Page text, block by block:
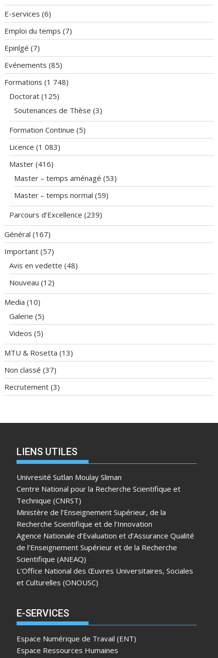
E-services (6)
Emploi du temps (7)
Epinlgé (7)
Evénements (85)
Formations (1 748)
Doctorat (125)
Soutenances de Thèse (3)
Formation Continue (5)
Licence (1 083)
Master (416)
Master – temps aménagé (53)
Master – temps normal (59)
Parcours d’Excellence (239)
Général (167)
Important (57)
Avis en vedette (48)
Nouveau (12)
Media (10)
Galerie (5)
Videos (5)
MTU & Rosetta (13)
Non classé (37)
Recrutement (3)
LIENS UTILES
Univresité Sutlan Moulay Sliman
Centre National pour la Recherche Scientifique et
Technique (CNRST)
Ministère de l’Enseignement Supérieur, de la
Recherche Scientifique et de l’Innovation
Agence Nationale d’Evaluation et d’Assurance Qualité
de l’Enseignement Supérieur et de la Recherche
Scientifique (ANEAQ)
L’Office National des Œuvres Universitaires, Sociales
et Culturelles (ONOUSC)
E-SERVICES
Espace Numérique de Travail (ENT)
Espace Ressources Humaines